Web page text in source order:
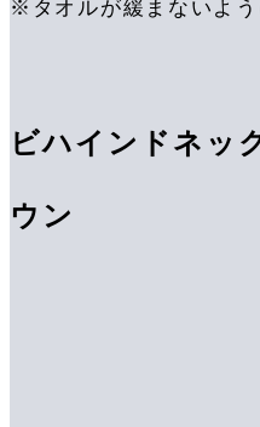
※タオルが緩まないよう
ビハインドネッ
ウン